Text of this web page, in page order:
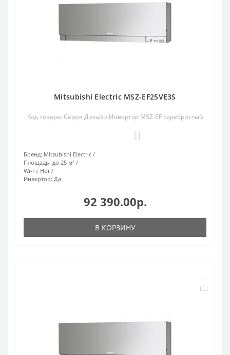
Mitsubishi Electric MSZ-EF25VE3S
Код товара: Серия Дизайн Инвертор MSZ-EF серебристый
Бренд: Mitsubishi Electric
Площадь: до 25 м²
Wi-Fi: Нет
Инвертор: Да
92 390.00р.
В КОРЗИНУ